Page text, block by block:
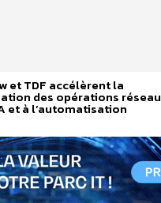
et TDF accélèrent la
des opérations réseau
et à l’automatisation